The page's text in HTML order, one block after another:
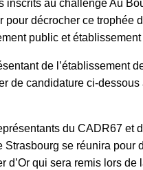
inscrits au challenge Au
pour décrocher ce trophée
public et établissement
de l’établissement
de candidature ci-dessous
du CADR67 et
Strasbourg se réunira pour
d’Or qui sera remis lors de